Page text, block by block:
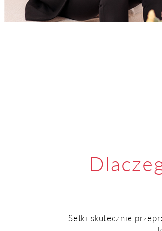
Setki skutecznie